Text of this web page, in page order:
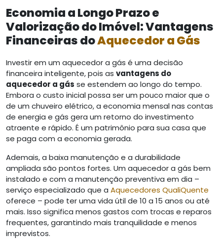
Economia a Longo Prazo e
Valorização do Imóvel: Vantagens
Financeiras doAquecedor a Gás
Investir em um aquecedor a gás é uma decisão
financeira inteligente, pois as vantagens do
aquecedor a gás se estendem ao longo do tempo.
Embora o custo inicial possa ser um pouco maior que o
de um chuveiro elétrico, a economia mensal nas contas
de energia e gás gera um retorno do investimento
atraente e rápido. É um patrimônio para sua casa que
se paga com a economia gerada.
Ademais, a baixa manutenção e a durabilidade
ampliada são pontos fortes. Um aquecedor a gás bem
instalado e com a manutenção preventiva em dia –
serviço especializado que a Aquecedores QualiQuente
oferece – pode ter uma vida útil de 10 a 15 anos ou até
mais. Isso significa menos gastos com trocas e reparos
frequentes, garantindo mais tranquilidade e menos
imprevistos.